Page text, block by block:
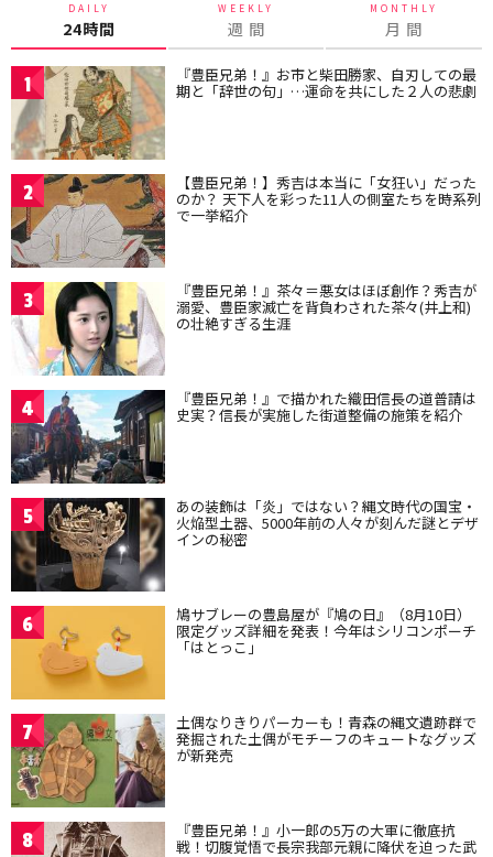
DAILY
24時間
WEEKLY
週 間
MONTHLY
月 間
1 『豊臣兄弟！』お市と柴田勝家、自刃しての最
期と「辞世の句」…運命を共にした２人の悲劇
2 【豊臣兄弟！】秀吉は本当に「女狂い」だった
のか？ 天下人を彩った11人の側室たちを時系列
で一挙紹介
3 『豊臣兄弟！』茶々＝悪女はほぼ創作？秀吉が
溺愛、豊臣家滅亡を背負わされた茶々(井上和)
の壮絶すぎる生涯
4 『豊臣兄弟！』で描かれた織田信長の道普請は
史実？信長が実施した街道整備の施策を紹介
5 あの装飾は「炎」ではない？縄文時代の国宝・
火焔型土器、5000年前の人々が刻んだ謎とデザ
インの秘密
6 鳩サブレーの豊島屋が『鳩の日』（8月10日）
限定グッズ詳細を発表！今年はシリコンポーチ
「はとっこ」
7 土偶なりきりパーカーも！青森の縄文遺跡群で
発掘された土偶がモチーフのキュートなグッズ
が新発売
8 『豊臣兄弟！』小一郎の5万の大軍に徹底抗
戦！切腹覚悟で長宗我部元親に降伏を迫った武